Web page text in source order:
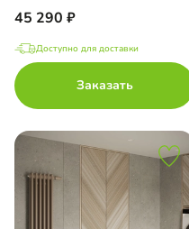
45 290
Доступно для доставки
Заказать